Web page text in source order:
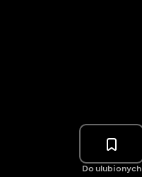
Do ulubionych